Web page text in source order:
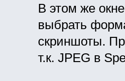
В этом же
выбрать
скриншоты.
т.к. JPEG в